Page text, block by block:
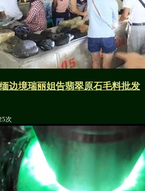
边境瑞丽姐告翡翠原石毛料批发
次